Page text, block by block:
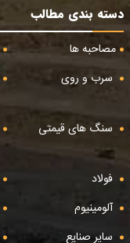
دسته بندی مطالب
مصاحبه ها
سرب و روی
سنگ های قیمتی
فولاد
آلومینیوم
سایر صنایع